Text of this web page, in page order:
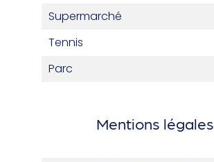
Supermarché
Tennis
Parc
Mentions légales